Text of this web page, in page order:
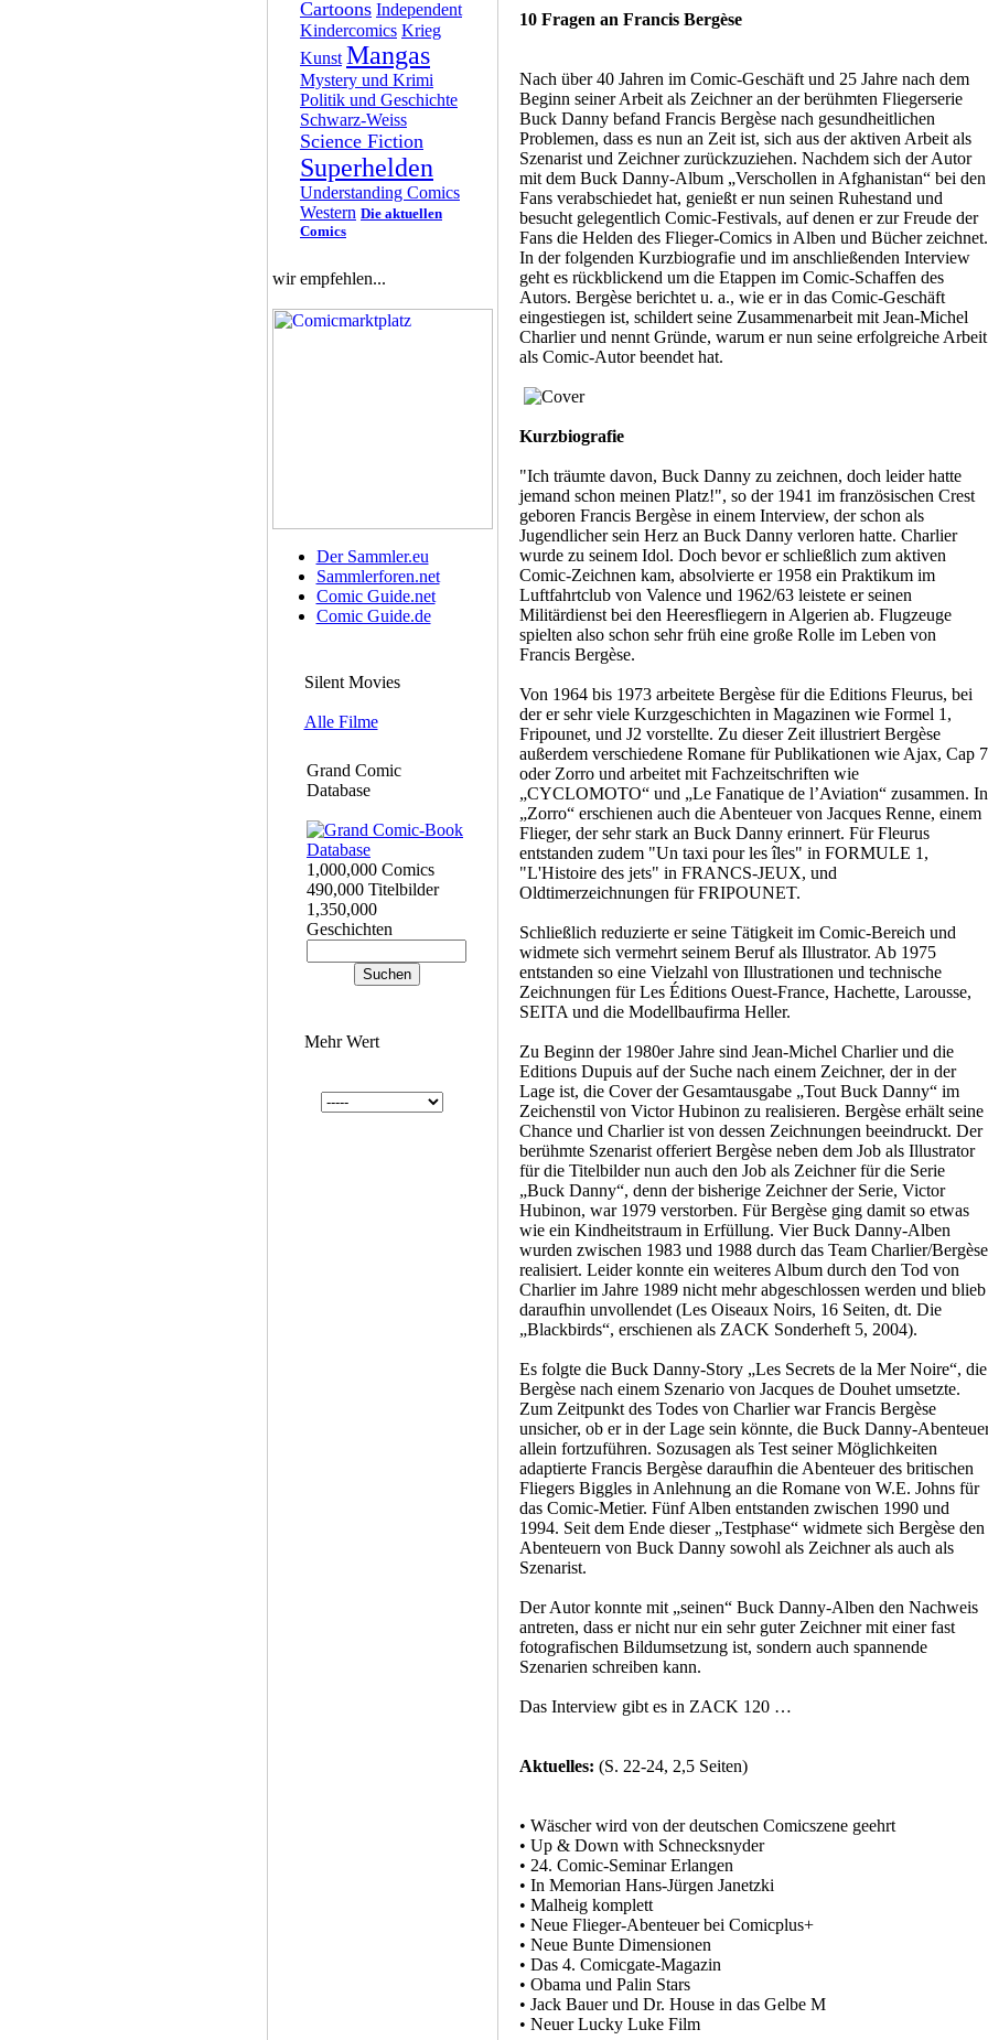
Cartoons Independent
Kindercomics Krieg
Kunst Mangas
Mystery und Krimi
Politik und Geschichte
Schwarz-Weiss
Science Fiction
Superhelden
Understanding Comics
Western Die aktuellen
Comics
wir empfehlen...
Der Sammler.eu
Sammlerforen.net
Comic Guide.net
Comic Guide.de
Silent Movies
Alle Filme
Grand Comic
Database
1,000,000 Comics
490,000 Titelbilder
1,350,000
Geschichten
Mehr Wert
10 Fragen an Francis Bergèse
Nach über 40 Jahren im Comic-Geschäft und 25 Jahre nach dem
Beginn seiner Arbeit als Zeichner an der berühmten Fliegerserie
Buck Danny befand Francis Bergèse nach gesundheitlichen
Problemen, dass es nun an Zeit ist, sich aus der aktiven Arbeit als
Szenarist und Zeichner zurückzuziehen. Nachdem sich der Autor
mit dem Buck Danny-Album „Verschollen in Afghanistan“ bei den
Fans verabschiedet hat, genießt er nun seinen Ruhestand und
besucht gelegentlich Comic-Festivals, auf denen er zur Freude der
Fans die Helden des Flieger-Comics in Alben und Bücher zeichnet.
In der folgenden Kurzbiografie und im anschließenden Interview
geht es rückblickend um die Etappen im Comic-Schaffen des
Autors. Bergèse berichtet u. a., wie er in das Comic-Geschäft
eingestiegen ist, schildert seine Zusammenarbeit mit Jean-Michel
Charlier und nennt Gründe, warum er nun seine erfolgreiche Arbeit
als Comic-Autor beendet hat.
Kurzbiografie
"Ich träumte davon, Buck Danny zu zeichnen, doch leider hatte
jemand schon meinen Platz!", so der 1941 im französischen Crest
geboren Francis Bergèse in einem Interview, der schon als
Jugendlicher sein Herz an Buck Danny verloren hatte. Charlier
wurde zu seinem Idol. Doch bevor er schließlich zum aktiven
Comic-Zeichnen kam, absolvierte er 1958 ein Praktikum im
Luftfahrtclub von Valence und 1962/63 leistete er seinen
Militärdienst bei den Heeresfliegern in Algerien ab. Flugzeuge
spielten also schon sehr früh eine große Rolle im Leben von
Francis Bergèse.
Von 1964 bis 1973 arbeitete Bergèse für die Editions Fleurus, bei
der er sehr viele Kurzgeschichten in Magazinen wie Formel 1,
Fripounet, und J2 vorstellte. Zu dieser Zeit illustriert Bergèse
außerdem verschiedene Romane für Publikationen wie Ajax, Cap 7
oder Zorro und arbeitet mit Fachzeitschriften wie
„CYCLOMOTO“ und „Le Fanatique de l’Aviation“ zusammen. In
„Zorro“ erschienen auch die Abenteuer von Jacques Renne, einem
Flieger, der sehr stark an Buck Danny erinnert. Für Fleurus
entstanden zudem "Un taxi pour les îles" in FORMULE 1,
"L'Histoire des jets" in FRANCS-JEUX, und
Oldtimerzeichnungen für FRIPOUNET.
Schließlich reduzierte er seine Tätigkeit im Comic-Bereich und
widmete sich vermehrt seinem Beruf als Illustrator. Ab 1975
entstanden so eine Vielzahl von Illustrationen und technische
Zeichnungen für Les Éditions Ouest-France, Hachette, Larousse,
SEITA und die Modellbaufirma Heller.
Zu Beginn der 1980er Jahre sind Jean-Michel Charlier und die
Editions Dupuis auf der Suche nach einem Zeichner, der in der
Lage ist, die Cover der Gesamtausgabe „Tout Buck Danny“ im
Zeichenstil von Victor Hubinon zu realisieren. Bergèse erhält seine
Chance und Charlier ist von dessen Zeichnungen beeindruckt. Der
berühmte Szenarist offeriert Bergèse neben dem Job als Illustrator
für die Titelbilder nun auch den Job als Zeichner für die Serie
„Buck Danny“, denn der bisherige Zeichner der Serie, Victor
Hubinon, war 1979 verstorben. Für Bergèse ging damit so etwas
wie ein Kindheitstraum in Erfüllung. Vier Buck Danny-Alben
wurden zwischen 1983 und 1988 durch das Team Charlier/Bergèse
realisiert. Leider konnte ein weiteres Album durch den Tod von
Charlier im Jahre 1989 nicht mehr abgeschlossen werden und blieb
daraufhin unvollendet (Les Oiseaux Noirs, 16 Seiten, dt. Die
„Blackbirds“, erschienen als ZACK Sonderheft 5, 2004).
Es folgte die Buck Danny-Story „Les Secrets de la Mer Noire“, die
Bergèse nach einem Szenario von Jacques de Douhet umsetzte.
Zum Zeitpunkt des Todes von Charlier war Francis Bergèse
unsicher, ob er in der Lage sein könnte, die Buck Danny-
allein fortzuführen. Sozusagen als Test seiner Möglichkeiten
adaptierte Francis Bergèse daraufhin die Abenteuer des britischen
Fliegers Biggles in Anlehnung an die Romane von W.E. Johns für
das Comic-Metier. Fünf Alben entstanden zwischen 1990 und
1994. Seit dem Ende dieser „Testphase“ widmete sich Bergèse den
Abenteuern von Buck Danny sowohl als Zeichner als auch als
Szenarist.
Der Autor konnte mit „seinen“ Buck Danny-Alben den Nachweis
antreten, dass er nicht nur ein sehr guter Zeichner mit einer fast
fotografischen Bildumsetzung ist, sondern auch spannende
Szenarien schreiben kann.
Das Interview gibt es in ZACK 120 …
Aktuelles: (S. 22-24, 2,5 Seiten)
• Wäscher wird von der deutschen Comicszene geehrt
• Up & Down with Schnecksnyder
• 24. Comic-Seminar Erlangen
• In Memorian Hans-Jürgen Janetzki
• Malheig komplett
• Neue Flieger-Abenteuer bei Comicplus+
• Neue Bunte Dimensionen
• Das 4. Comicgate-Magazin
• Obama und Palin Stars
• Jack Bauer und Dr. House in das Gelbe M
• Neuer Lucky Luke Film